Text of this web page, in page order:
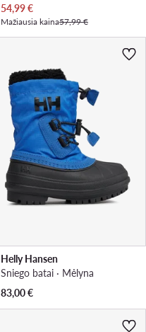
Dabartinė kaina
54,99€
Mažiausia kaina57,99 €
Helly Hansen
Sniego batai · Mėlyna
83,00€